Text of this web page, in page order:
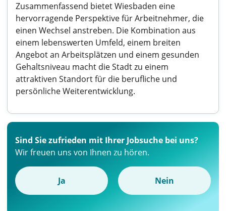
Zusammenfassend bietet Wiesbaden eine
hervorragende Perspektive für Arbeitnehmer, die
einen Wechsel anstreben. Die Kombination aus
einem lebenswerten Umfeld, einem breiten
Angebot an Arbeitsplätzen und einem gesunden
Gehaltsniveau macht die Stadt zu einem
attraktiven Standort für die berufliche und
persönliche Weiterentwicklung.
Sind Sie zufrieden mit Ihrer Jobsuche bei uns?
Wir freuen uns von Ihnen zu hören.
Ja Nein